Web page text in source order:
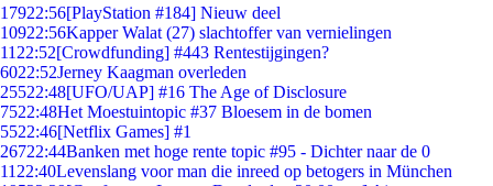
17922:56[PlayStation #184] Nieuw deel
10922:56Kapper Walat (27) slachtoffer van vernielingen
11 22:52[Crowdfunding] #443 Rentestijgingen?
6022:52Jerney Kaagman overleden
25522:48[UFO/UAP] #16 The Age of Disclosure
7522:48Het Moestuintopic #37 Bloesem in de bomen
5522:46[Netflix Games] #1
26722:44Banken met hoge rente topic #95 - Dichter naar de 0
11 22:40Levenslang voor man die inreed op betogers in München